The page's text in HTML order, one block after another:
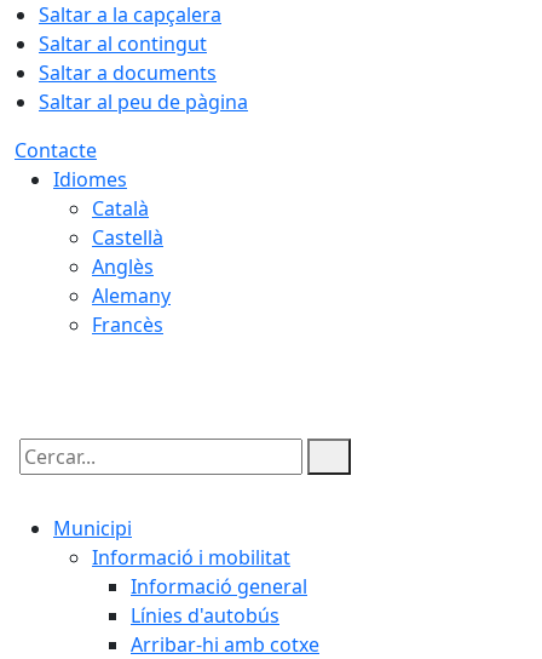
Saltar a la capçalera
Saltar al contingut
Saltar a documents
Saltar al peu de pàgina
Contacte
Idiomes
Català
Castellà
Anglès
Alemany
Francès
Cercar:
Municipi
Informació i mobilitat
Informació general
Línies d'autobús
Arribar-hi amb cotxe